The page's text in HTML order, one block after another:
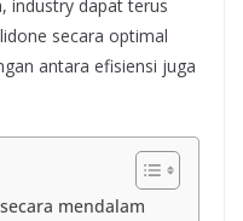
industry dapat terus
secara optimal
antara efisiensi juga
mendalam